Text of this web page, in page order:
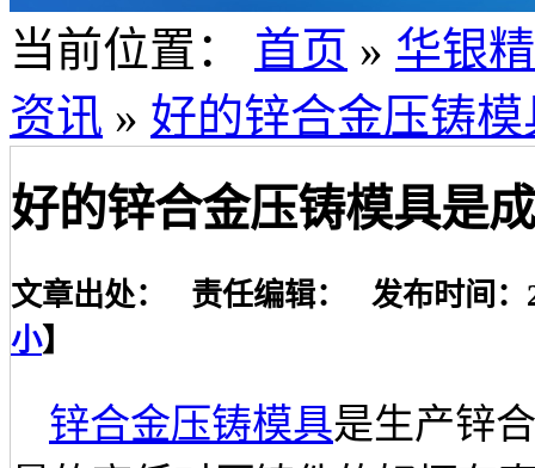
当前位置： 首页 » 华银
资讯 » 好的锌合金压铸
好的锌合金压铸模具是
文章出处： 责任编辑： 发布时间：
小】
锌合金压铸模具是生产锌